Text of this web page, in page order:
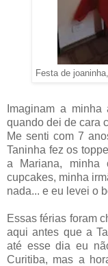
Festa de
Imaginam a
quando dei de cara
Me senti com 7
Taninha fez os
a Mariana,
cupcakes, minha
nada... e eu levei o
Essas férias foram
aqui antes que a
até esse dia eu
Curitiba, mas a